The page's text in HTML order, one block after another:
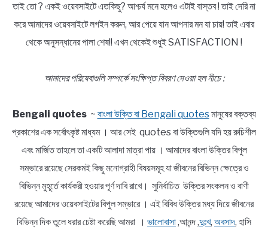
তাই তো ? একই ওয়েবসাইটে এতকিছু? আশ্চর্য মনে হলেও এটাই বাস্তব ! তাই দেরি না
করে আমাদের ওয়েবসাইটে লগইন করুন, আর পেয়ে যান আপনার মন যা চায়! তাই এবার
থেকে অনুসন্ধানের পালা শেষ!! এখন থেকেই শুধুই SATISFACTION !
আমাদের পরিষেবাগুলি সম্পর্কে সংক্ষিপ্ত বিবরণ দেওয়া হল নীচে :
Bengali quotes~ বাংলা উক্তি বা Bengali quotesমানুষের বক্তব্য
প্রকাশের এক সর্বোৎকৃষ্ট মাধ্যম । আর সেই quotes বা উক্তিগুলি যদি হয় রুচিশীল
এবং মার্জিত তাহলে তা একটি আলাদা মাত্রা পায় । আমাদের বাংলা উক্তির বিপুল
সম্ভারে রয়েছে সেরকমই কিছু মনোগ্রাহী বিষয়সমূহ যা জীবনের বিভিন্ন ক্ষেত্রে ও
বিভিন্ন মুহূর্তে কার্যকরী হওয়ার পূর্ণ দাবি রাখে। সুনির্বাচিত উক্তির সংকলন ও বাণী
রয়েছে আমাদের ওয়েবসাইটের বিপুল সম্ভারে । এই বিবিধ উক্তির মধ্য দিয়ে জীবনের
বিভিন্ন দিক তুলে ধরার চেষ্টা করেছি আমরা । ভালোবাসা,আনন্দ ,দুঃখ, অবসাদ, হাসি